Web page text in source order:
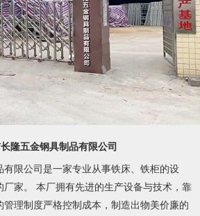
隆五金钢具制品有限公司
有限公司是一家专业从事铁床、铁柜的设
家。 本厂拥有先进的生产设备与技术，靠
理制度严格控制成本，制造出物美价廉的